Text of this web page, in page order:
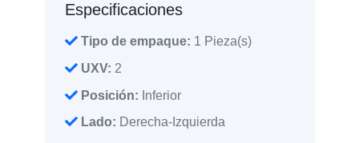
Especificaciones
Tipo de empaque: 1 Pieza(s)
UXV: 2
Posición: Inferior
Lado: Derecha-Izquierda